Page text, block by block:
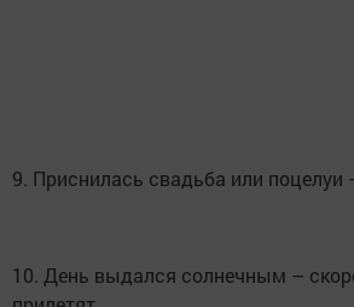
9. Приснилась свадьба или поцелуи
10. День выдался солнечным –